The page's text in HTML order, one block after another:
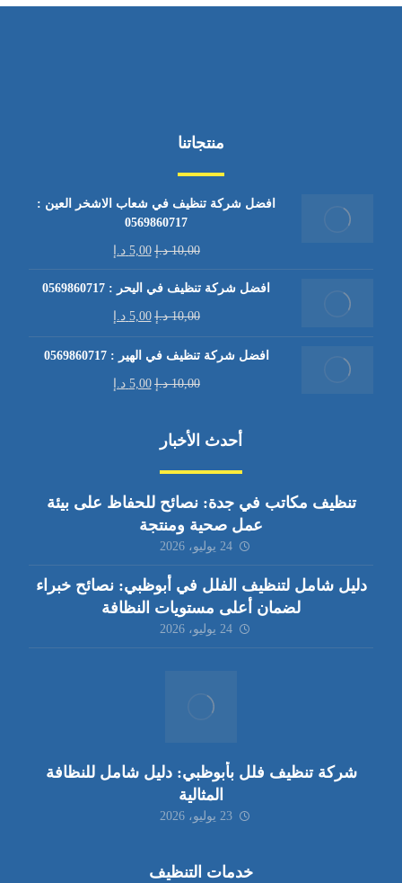
منتجاتنا
افضل شركة تنظيف في شعاب الاشخر العين :
0569860717
10,00 د.إ 5,00 د.إ
افضل شركة تنظيف في اليحر : 0569860717
10,00 د.إ 5,00 د.إ
افضل شركة تنظيف في الهير : 0569860717
10,00 د.إ 5,00 د.إ
أحدث الأخبار
تنظيف مكاتب في جدة: نصائح للحفاظ على بيئة
عمل صحية ومنتجة
24 يوليو، 2026
دليل شامل لتنظيف الفلل في أبوظبي: نصائح خبراء
لضمان أعلى مستويات النظافة
24 يوليو، 2026
شركة تنظيف فلل بأبوظبي: دليل شامل للنظافة
المثالية
23 يوليو، 2026
خدمات التنظيف